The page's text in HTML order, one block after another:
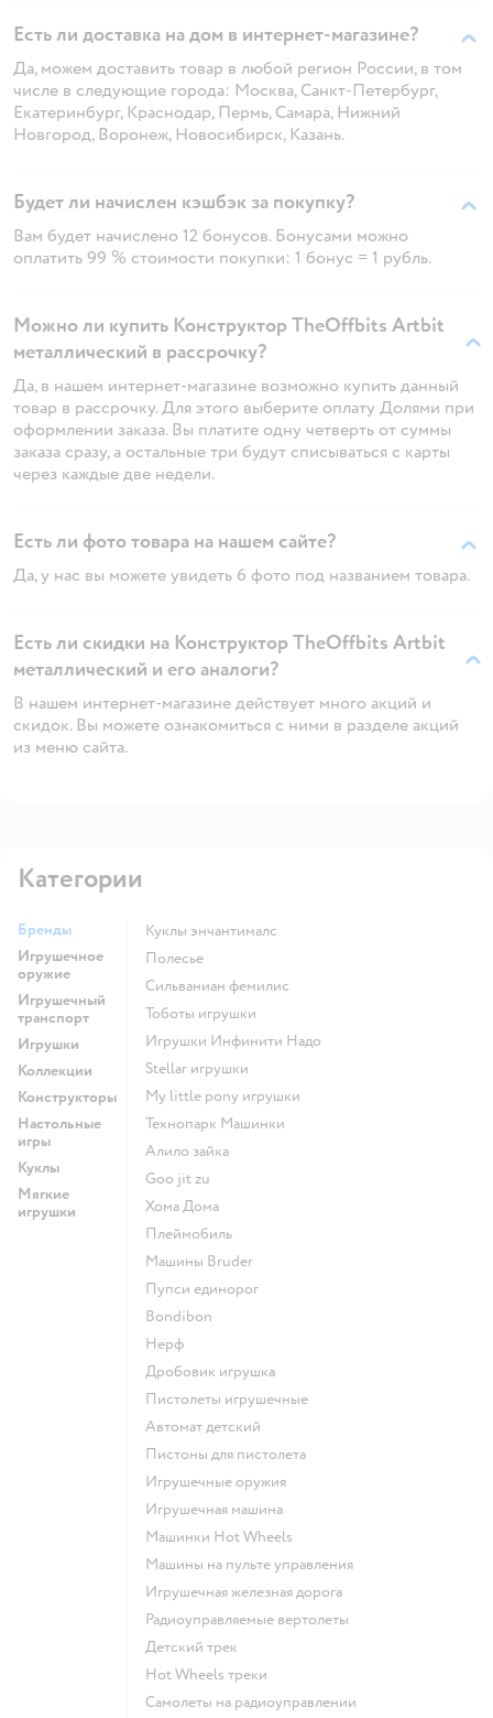
Есть ли доставка на дом в интернет-магазине?
Да, можем доставить товар в любой регион России, в том
числе в следующие города: Москва, Санкт-Петербург,
Екатеринбург, Краснодар, Пермь, Самара, Нижний
Новгород, Воронеж, Новосибирск, Казань.
Будет ли начислен кэшбэк за покупку?
Вам будет начислено 12 бонусов. Бонусами можно
оплатить 99 % стоимости покупки: 1 бонус = 1 рубль.
Можно ли купить Конструктор TheOffbits Artbit
металлический в рассрочку?
Да, в нашем интернет-магазине возможно купить данный
товар в рассрочку. Для этого выберите оплату Долями при
оформлении заказа. Вы платите одну четверть от суммы
заказа сразу, а остальные три будут списываться с карты
через каждые две недели.
Есть ли фото товара на нашем сайте?
Да, у нас вы можете увидеть 6 фото под названием товара.
Есть ли скидки на Конструктор TheOffbits Artbit
металлический и его аналоги?
В нашем интернет-магазине действует много акций и
скидок. Вы можете ознакомиться с ними в разделе акций
из меню сайта.
Категории
Бренды
Игрушечное
оружие
Игрушечный
транспорт
Игрушки
Коллекции
Конструкторы
Настольные
игры
Куклы
Мягкие
игрушки
Куклы энчантималс
Полесье
Сильваниан фемилис
Тоботы игрушки
Игрушки Инфинити Надо
Stellar игрушки
my little pony игрушки
Технопарк Машинки
Алило зайка
Goo jit zu
Хома Дома
Плеймобиль
Машины Bruder
Пупси единорог
Bondibon
Нерф
Дробовик игрушка
Пистолеты игрушечные
Автомат детский
Пистоны для пистолета
Игрушечные оружия
Игрушечная машина
Машинки Hot Wheels
Машины на пульте управления
Игрушечная железная дорога
Радиоуправляемые вертолеты
Детский трек
Hot Wheels треки
Самолеты на радиоуправлении